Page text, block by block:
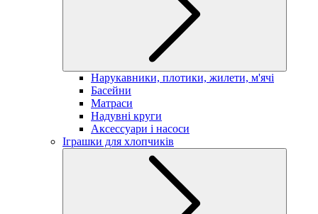
Нарукавники, плотики, жилети, м'ячі
Басейни
Матраси
Надувні круги
Аксессуари і насоси
Іграшки для хлопчиків